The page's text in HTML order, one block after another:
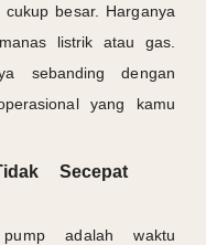
besar. Harganya
listrik atau gas.
sebanding dengan
yang kamu
Secepat
adalah waktu